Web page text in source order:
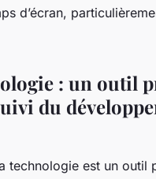
d’écran,
: un outil
du
technologie est un outil